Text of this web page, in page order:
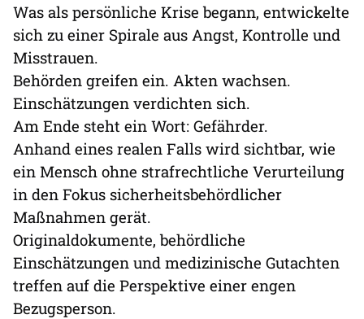
Was als persönliche Krise begann, entwickelte
sich zu einer Spirale aus Angst, Kontrolle und
Misstrauen.
Behörden greifen ein. Akten wachsen.
Einschätzungen verdichten sich.
Am Ende steht ein Wort: Gefährder.
Anhand eines realen Falls wird sichtbar, wie
ein Mensch ohne strafrechtliche Verurteilung
in den Fokus sicherheitsbehördlicher
Maßnahmen gerät.
Originaldokumente, behördliche
Einschätzungen und medizinische Gutachten
treffen auf die Perspektive einer engen
Bezugsperson.